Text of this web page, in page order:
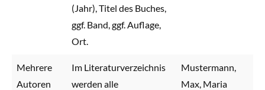
(Jahr), Titel des Buches,
ggf. Band, ggf. Auflage,
Ort.
Mehrere
Autoren
Im Literaturverzeichnis
werden alle
Mustermann,
Max, Maria